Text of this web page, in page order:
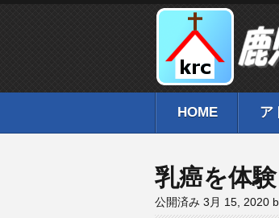
HOME ア
乳癌を体
公開済み 3月 15, 2020